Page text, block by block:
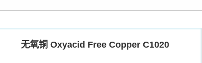
无氧铜 Oxyacid Free Copper C1020